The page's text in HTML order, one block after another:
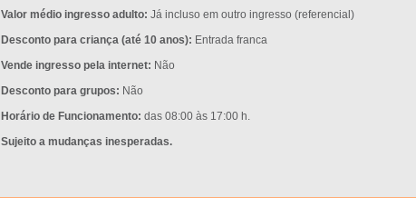
Valor médio ingresso adulto: Já incluso em outro ingresso (referencial)
Desconto para criança (até 10 anos): Entrada franca
Vende ingresso pela internet: Não
Desconto para grupos: Não
Horário de Funcionamento: das 08:00 às 17:00 h.
Sujeito a mudanças inesperadas.